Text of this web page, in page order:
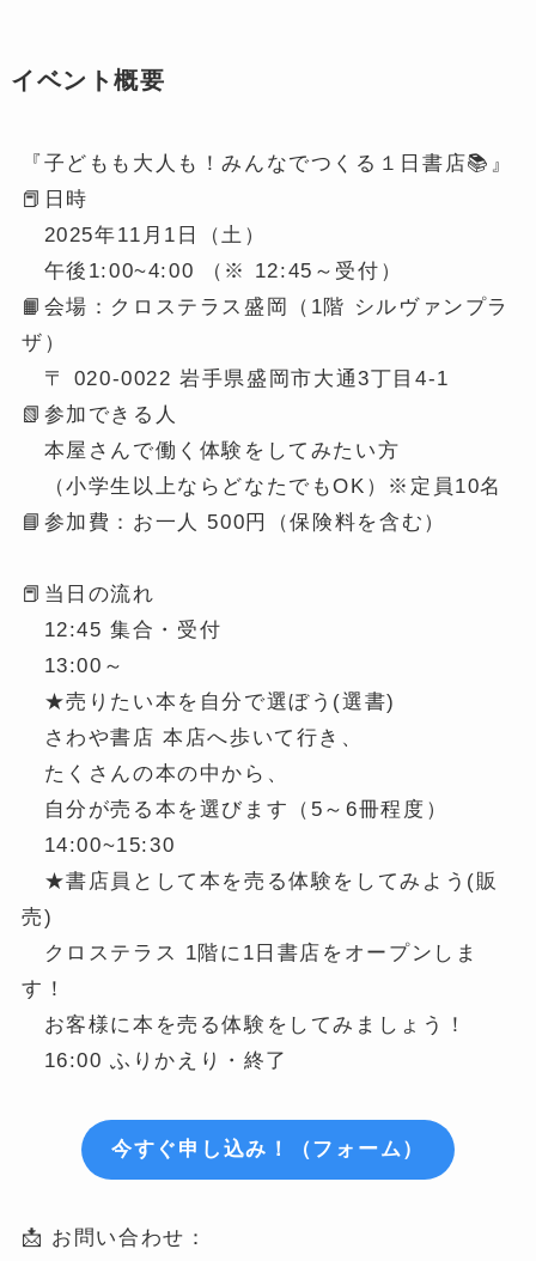
イベント概要
『子どもも大人も！みんなでつくる１日書店📚』
📕日時
2025年11月1日（土）
午後1:00~4:00 （※ 12:45～受付）
📙会場：クロステラス盛岡（1階 シルヴァンプラ
ザ）
〒 020-0022 岩手県盛岡市大通3丁目4-1
📗参加できる人
本屋さんで働く体験をしてみたい方
（小学生以上ならどなたでもOK）※定員10名
📘参加費：お一人 500円（保険料を含む）
📕当日の流れ
12:45 集合・受付
13:00～
★売りたい本を自分で選ぼう(選書)
さわや書店 本店へ歩いて行き、
たくさんの本の中から、
自分が売る本を選びます（5～6冊程度）
14:00~15:30
★書店員として本を売る体験をしてみよう(販
売)
クロステラス 1階に1日書店をオープンしま
す！
お客様に本を売る体験をしてみましょう！
16:00 ふりかえり・終了
今すぐ申し込み！（フォーム）
📩 お問い合わせ：